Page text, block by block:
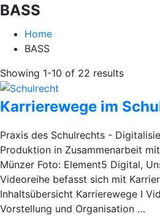
BASS
Home
BASS
Showing 1-10 of 22 results
Karrierewege im
Praxis des Schulrechts -
Produktion in Zusammenarbeit
Münzer Foto: Element5 Digital,
Videoreihe befasst sich mit
Inhaltsübersicht Karrierewege I
Vorstellung und Organisation …